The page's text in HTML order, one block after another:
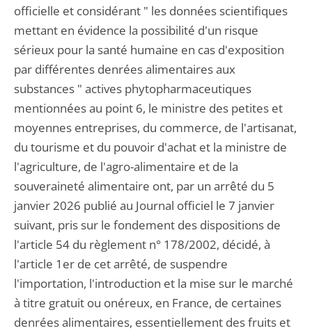
officielle et considérant " les données scientifiques
mettant en évidence la possibilité d'un risque
sérieux pour la santé humaine en cas d'exposition
par différentes denrées alimentaires aux
substances " actives phytopharmaceutiques
mentionnées au point 6, le ministre des petites et
moyennes entreprises, du commerce, de l'artisanat,
du tourisme et du pouvoir d'achat et la ministre de
l'agriculture, de l'agro-alimentaire et de la
souveraineté alimentaire ont, par un arrêté du 5
janvier 2026 publié au Journal officiel le 7 janvier
suivant, pris sur le fondement des dispositions de
l'article 54 du règlement n° 178/2002, décidé, à
l'article 1er de cet arrêté, de suspendre
l'importation, l'introduction et la mise sur le marché
à titre gratuit ou onéreux, en France, de certaines
denrées alimentaires, essentiellement des fruits et